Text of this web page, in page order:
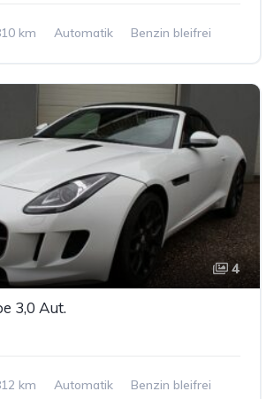
km Automatik
Benzin bleifrei
4
3,0 Aut.
km Automatik
Benzin bleifrei